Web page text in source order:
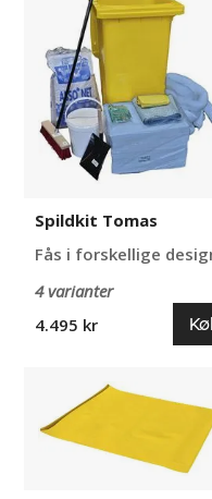
Spildkit Tomas
Fås i forskellige
4 varianter
4.495 kr
Engangstætningsmåtte
Albert